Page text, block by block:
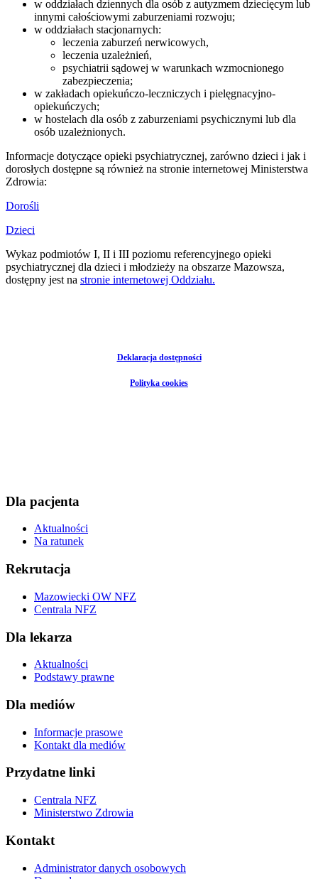
w oddziałach dziennych dla osób z autyzmem dziecięcym lub
innymi całościowymi zaburzeniami rozwoju;
w oddziałach stacjonarnych:
leczenia zaburzeń nerwicowych,
leczenia uzależnień,
psychiatrii sądowej w warunkach wzmocnionego
zabezpieczenia;
w zakładach opiekuńczo-leczniczych i pielęgnacyjno-
opiekuńczych;
w hostelach dla osób z zaburzeniami psychicznymi lub dla
osób uzależnionych.
Informacje dotyczące opieki psychiatrycznej, zarówno dzieci i jak i
dorosłych dostępne są również na stronie internetowej Ministerstwa
Zdrowia:
Dorośli
Dzieci
Wykaz podmiotów I, II i III poziomu referencyjnego opieki
psychiatrycznej dla dzieci i młodzieży na obszarze Mazowsza,
dostępny jest na stronie internetowej Oddziału.
Deklaracja dostępności
Polityka cookies
Dla pacjenta
Aktualności
Na ratunek
Rekrutacja
Mazowiecki OW NFZ
Centrala NFZ
Dla lekarza
Aktualności
Podstawy prawne
Dla mediów
Informacje prasowe
Kontakt dla mediów
Przydatne linki
Centrala NFZ
Ministerstwo Zdrowia
Kontakt
Administrator danych osobowych